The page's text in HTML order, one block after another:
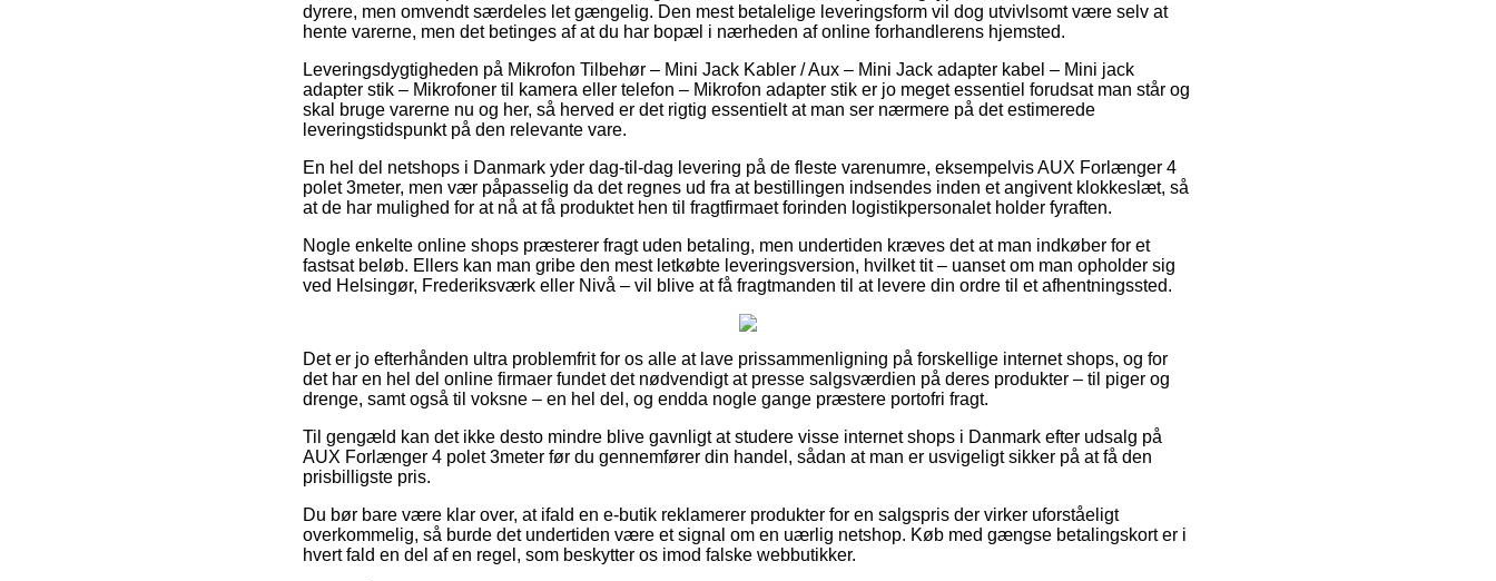
dyrere, men omvendt særdeles let gængelig. Den mest betalelige leveringsform vil dog utvivlsomt være selv at
hente varerne, men det betinges af at du har bopæl i nærheden af online forhandlerens hjemsted.
Leveringsdygtigheden på Mikrofon Tilbehør – Mini Jack Kabler / Aux – Mini Jack adapter kabel – Mini jack
adapter stik – Mikrofoner til kamera eller telefon – Mikrofon adapter stik er jo meget essentiel forudsat man står og
skal bruge varerne nu og her, så herved er det rigtig essentielt at man ser nærmere på det estimerede
leveringstidspunkt på den relevante vare.
En hel del netshops i Danmark yder dag-til-dag levering på de fleste varenumre, eksempelvis AUX Forlænger 4
polet 3meter, men vær påpasselig da det regnes ud fra at bestillingen indsendes inden et angivent klokkeslæt, så
at de har mulighed for at nå at få produktet hen til fragtfirmaet forinden logistikpersonalet holder fyraften.
Nogle enkelte online shops præsterer fragt uden betaling, men undertiden kræves det at man indkøber for et
fastsat beløb. Ellers kan man gribe den mest letkøbte leveringsversion, hvilket tit – uanset om man opholder sig
ved Helsingør, Frederiksværk eller Nivå – vil blive at få fragtmanden til at levere din ordre til et afhentningssted.
Det er jo efterhånden ultra problemfrit for os alle at lave prissammenligning på forskellige internet shops, og for
det har en hel del online firmaer fundet det nødvendigt at presse salgsværdien på deres produkter – til piger og
drenge, samt også til voksne – en hel del, og endda nogle gange præstere portofri fragt.
Til gengæld kan det ikke desto mindre blive gavnligt at studere visse internet shops i Danmark efter udsalg på
AUX Forlænger 4 polet 3meter før du gennemfører din handel, sådan at man er usvigeligt sikker på at få den
prisbilligste pris.
Du bør bare være klar over, at ifald en e-butik reklamerer produkter for en salgspris der virker uforståeligt
overkommelig, så burde det undertiden være et signal om en uærlig netshop. Køb med gængse betalingskort er i
hvert fald en del af en regel, som beskytter os imod falske webbutikker.